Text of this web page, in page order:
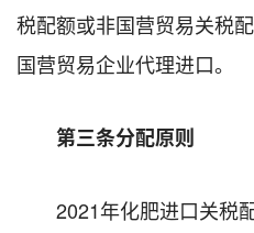
税配额或非国营贸易关税
国营贸易企业代理进口。
第三条分配原则
2021年化肥进口关税